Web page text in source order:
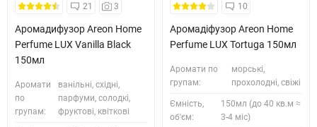
21 3
Аромадифузор Areon Home
Perfume LUX Vanilla Black
150мл
Аромати
по
групам:
ванільні, східні,
парфуми, солодкі,
фруктові, квіткові
10
Аромадіфузор Areon Home
Perfume LUX Tortuga 150мл
Аромати по
групам:
морські,
прохолодні, свіжі
Ємність,
об'єм:
150мл (до 40 кв.м ≈
3-4 міс)